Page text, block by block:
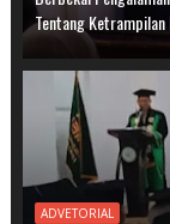
Tentang Ketrampilan
ADVETORIAL